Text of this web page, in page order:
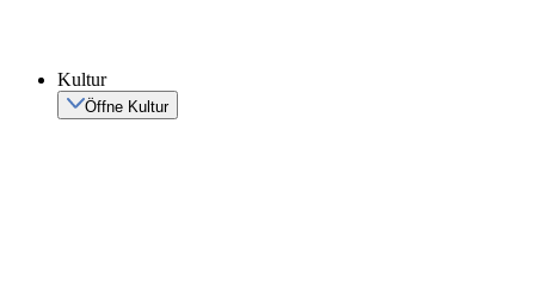
Kultur
Öffne Kultur